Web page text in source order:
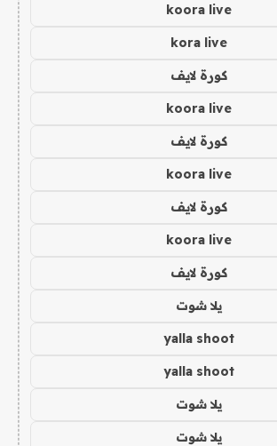
koora live
kora live
كورة لايف
koora live
كورة لايف
koora live
كورة لايف
koora live
كورة لايف
يلا شوت
yalla shoot
yalla shoot
يلا شوت
يلا شوت